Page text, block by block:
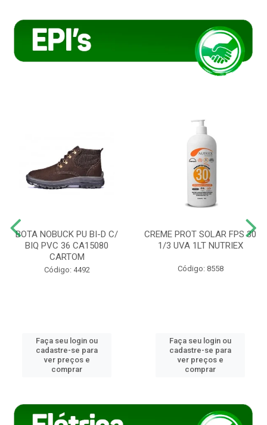
BOTA NOBUCK PU BI-D C/
BIQ PVC 36 CA15080
CARTOM
Código: 4492
Faça seu login ou
cadastre-se para
ver preços e
comprar
CREME PROT SOLAR FPS 30
1/3 UVA 1LT NUTRIEX
Código: 8558
Faça seu login ou
cadastre-se para
ver preços e
comprar